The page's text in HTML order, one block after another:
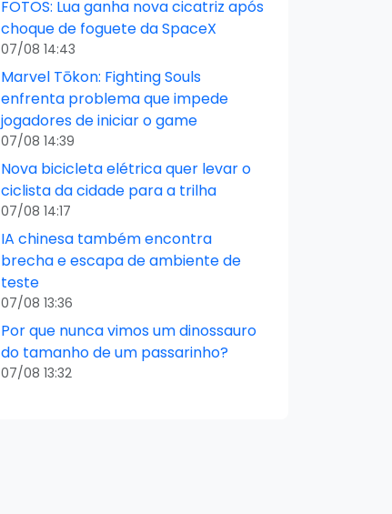
FOTOS: Lua ganha nova cicatriz após
choque de foguete da SpaceX
07/08 14:43
Marvel Tōkon: Fighting Souls
enfrenta problema que impede
jogadores de iniciar o game
07/08 14:39
Nova bicicleta elétrica quer levar o
ciclista da cidade para a trilha
07/08 14:17
IA chinesa também encontra
brecha e escapa de ambiente de
teste
07/08 13:36
Por que nunca vimos um dinossauro
do tamanho de um passarinho?
07/08 13:32